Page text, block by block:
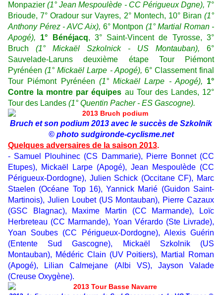
Monpazier(1° Jean Mespoulède - CC Périgueux Dgne), 7°
Brioude, 7° Oradour sur Vayres, 2° Montech, 10° Biran (1°
Anthony Pérez - AVC Aix), 6° Montpon (1° Martial Roman -
Apogé),
1° Bénéjacq, 3° Saint-Vincent de Tyrosse, 3°
Bruch
(1° Mickaël Szkolnick - US Montauban),
6°
Sauvelade-Laruns deuxième étape Tour Piémont
Pyrénéen (1° Mickaël Larpe - Apogé), 6° Classement final
Tour Piémont Pyrénéen (1° Mickaël Larpe - Apogé), 1°
Contre la montre par équipes au Tour des Landes, 12°
Tour des Landes (1° Quentin Pacher - ES Gascogne).
Bruch et son podium 2013 avec le succès de Szkolnik
© photo sudgironde-cyclisme.net
Quelques adversaires de la saison 2013.
- Samuel Plouhinec (CS Dammarie), Pierre Bonnet (CC
Etupes), Mickaël Larpe (Apogé), Jean Mespoulède (CC
Périgueux-Dordogne), Julien Schick (Occitane CF), Marc
Staelen (Océane Top 16), Yannick Marié (Guidon Saint-
Martinois), Julien Loubet (US Montauban), Pierre Cazaux
(GSC Blagnac), Maxime Martin (CC Marmande), Loïc
Herbreteau (CC Marmande), Yoan Vérardo (Ste Livrade),
Yoan Soubes (CC Périgueux-Dordogne), Alexis Guérin
(Entente Sud Gascogne), Mickaël Szkolnik (US
Montauban), Médéric Clain (UV Poitiers), Martial Roman
(Apogé), Lilian Calmejane (Albi VS), Jayson Valade
(Creuse Oxygène).